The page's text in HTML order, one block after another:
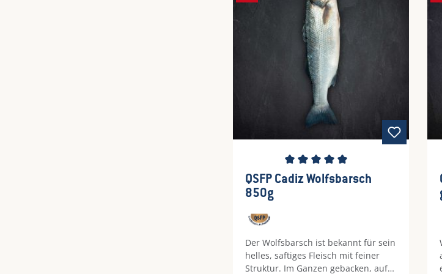
Durchschnittliche Bewertung von 5
QSFP Cadiz Wolfsbarsch
850g
Der Wolfsbarsch ist bekannt für sein
helles, saftiges Fleisch mit feiner
Struktur. Im Ganzen gebacken, auf